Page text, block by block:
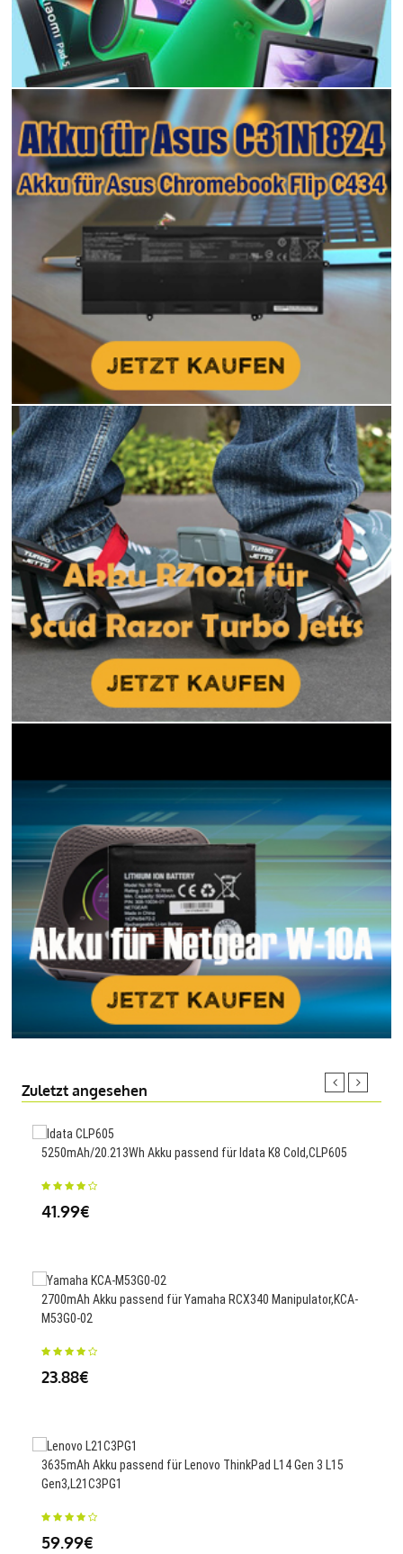
Zuletzt angesehen
5250mAh/20.213Wh Akku passend für Idata K8 Cold,CLP605
41.99€
2700mAh Akku passend für Yamaha RCX340 Manipulator,KCA-
M53G0-02
23.88€
3635mAh Akku passend für Lenovo ThinkPad L14 Gen 3 L15
Gen3,L21C3PG1
59.99€